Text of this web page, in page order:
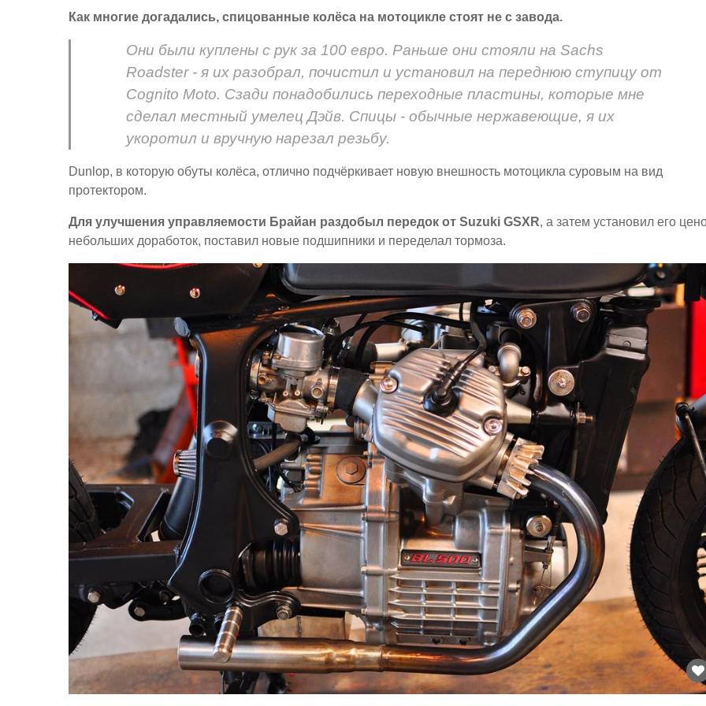
Как многие догадались, спицованные колёса на мотоцикле стоят не с завода.
Они были куплены с рук за 100 евро. Раньше они стояли на Sachs
Roadster - я их разобрал, почистил и установил на переднюю ступицу от
Cognito Moto. Сзади понадобились переходные пластины, которые мне
сделал местный умелец Дэйв. Спицы - обычные нержавеющие, я их
укоротил и вручную нарезал резьбу.
Dunlop, в которую обуты колёса, отлично подчёркивает новую внешность мотоцикла суровым на вид
протектором.
Для улучшения управляемости Брайан раздобыл передок от Suzuki GSXR, а затем установил его
небольших доработок, поставил новые подшипники и переделал тормоза.